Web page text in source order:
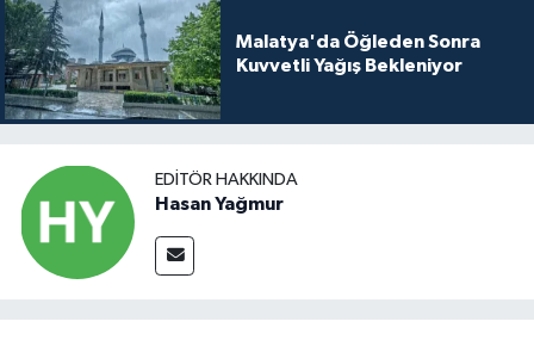
Malatya'da Öğleden Sonra
Kuvvetli Yağış Bekleniyor
EDITÖR HAKKINDA
Hasan Yağmur